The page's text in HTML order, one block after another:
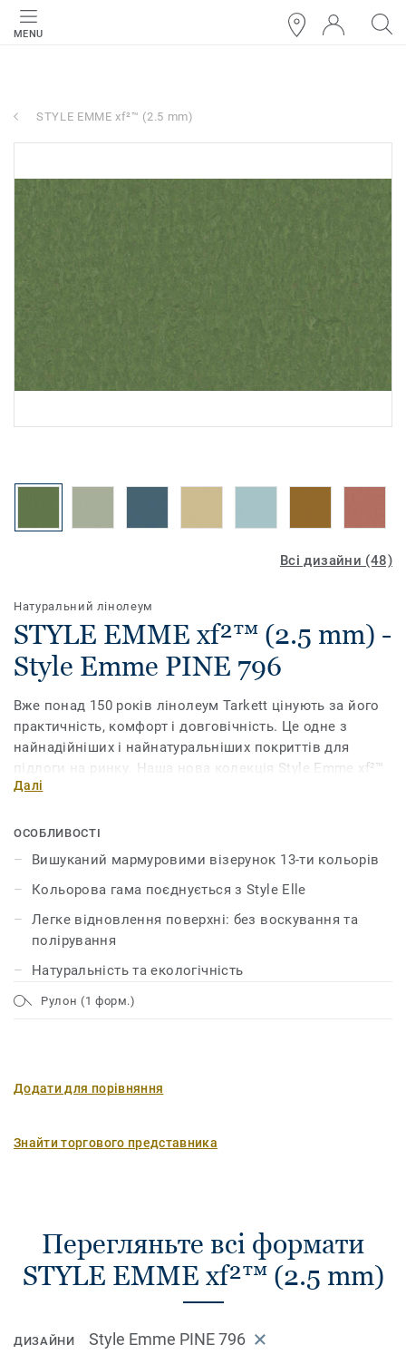
MENU
STYLE EMME xf²™ (2.5 mm)
Всі дизайни (48)
Натуральний лінолеум
STYLE EMME xf²™ (2.5 mm) -
Style Emme PINE 796
Вже понад 150 років лінолеум Tarkett цінують за його
практичність, комфорт і довговічність. Це одне з
найнадійніших і найнатуральніших покриттів для
підлоги на ринку. Наша нова колекція Style Emme xf²™
має мармурований візерунок, втілений у
зміцнена за допомогою технології unique xf²™, що
гарантує лінолеуму довговічність, легкий догляд та
ощадливе обслуговування.
Далі
ОСОБЛИВОСТІ
Вишуканий мармуровими візерунок 13-ти кольорів
Кольорова гама поєднується з Style Elle
Легке відновлення поверхні: без воскування та
полірування
Натуральність та екологічність
Рулон (1 форм.)
Додати для порівняння
Знайти торгового представника
Перегляньте всі формати
STYLE EMME xf²™ (2.5 mm)
ДИЗАЙНИ Style Emme PINE 796